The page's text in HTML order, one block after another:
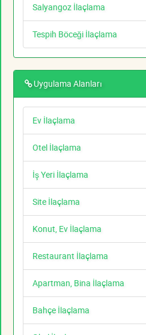
Salyangoz İlaçlama
Tespih Böceği İlaçlama
Uygulama Alanları
Ev İlaçlama
Otel İlaçlama
İş Yeri İlaçlama
Site İlaçlama
Konut, Ev İlaçlama
Restaurant İlaçlama
Apartman, Bina İlaçlama
Bahçe İlaçlama